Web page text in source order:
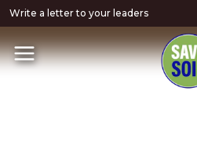
Write a letter to your leaders